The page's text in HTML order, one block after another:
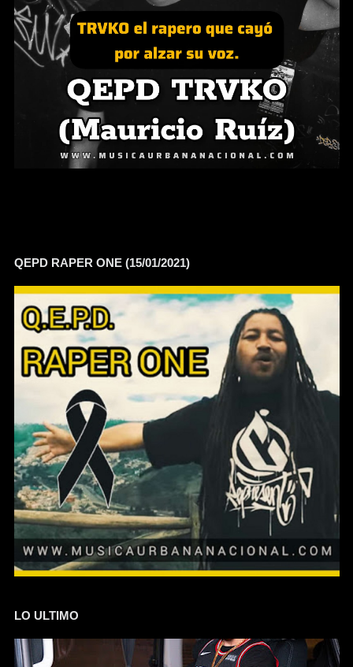
QEPD RAPER ONE (15/01/2021)
LO ULTIMO